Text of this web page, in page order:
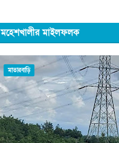
মহেশখালীর মাইলফলক
মাতারবাড়ি